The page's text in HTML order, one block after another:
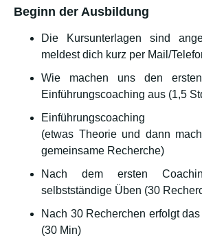
Beginn der Ausbildung
Die Kursunterlagen sind
meldest dich kurz per Mail/
Wie machen uns den
Einführungscoaching aus (1,5
Einführungscoaching
(etwas Theorie und dann
gemeinsame Recherche)
Nach dem ersten
selbstständige Üben (30
Nach 30 Recherchen erfolgt
(30 Min)